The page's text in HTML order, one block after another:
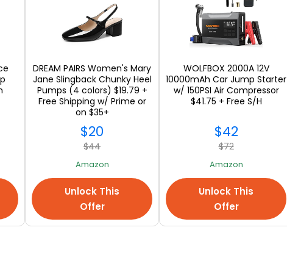
d’expedition Boutiques
VOIR TOUT
DREAM PAIRS Women's Mary
Jane Slingback Chunky Heel
Pumps (4 colors) $19.79 +
Free Shipping w/ Prime or
on $35+
$20
$44
Amazon
Unlock This
Offer
WOLFBOX 2000A 12V
10000mAh Car Jump Starter
w/ 150PSI Air Compressor
$41.75 + Free S/H
$42
$72
Amazon
Unlock This
Offer